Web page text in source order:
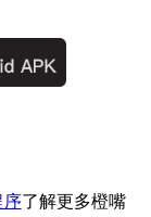
序了解更多橙嘴